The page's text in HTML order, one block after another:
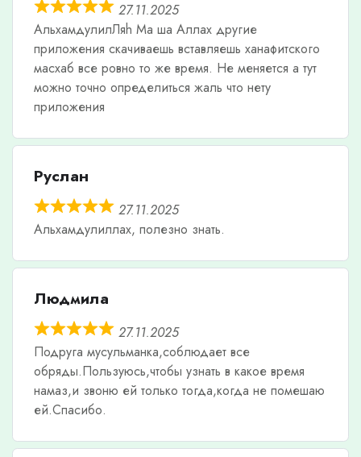
27.11.2025
АльхамдулилЛяh Ма ша Аллах другие
приложения скачиваешь вставляешь ханафитского
масхаб все ровно то же время. Не меняется а тут
можно точно определиться жаль что нету
приложения
Руслан
27.11.2025
Альхамдулиллах, полезно знать.
Людмила
27.11.2025
Подруга мусульманка,соблюдает все
обряды.Пользуюсь,чтобы узнать в какое время
намаз,и звоню ей только тогда,когда не помешаю
ей.Спасибо.